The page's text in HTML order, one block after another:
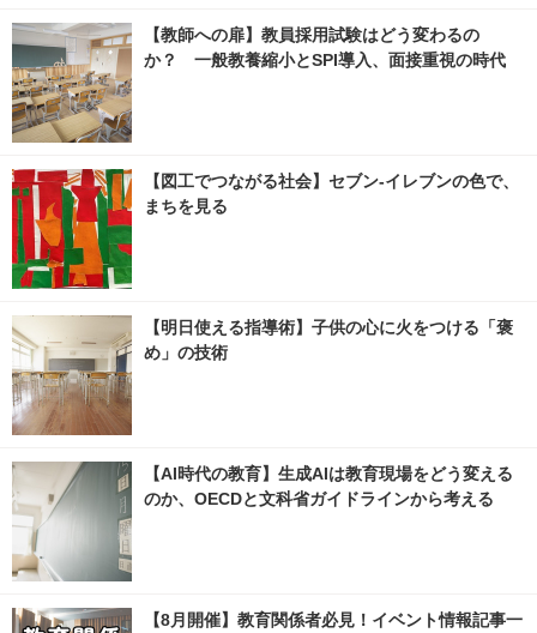
【教師への扉】教員採用試験はどう変わるの
か？ 一般教養縮小とSPI導入、面接重視の時代
【図工でつながる社会】セブン‐イレブンの色で、
まちを見る
【明日使える指導術】子供の心に火をつける「褒
め」の技術
【AI時代の教育】生成AIは教育現場をどう変える
のか、OECDと文科省ガイドラインから考える
【8月開催】教育関係者必見！イベント情報記事一